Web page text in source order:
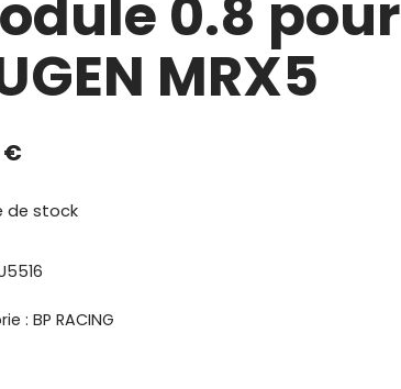
0.8 pour
MRX5
€
de stock
: BP RACING